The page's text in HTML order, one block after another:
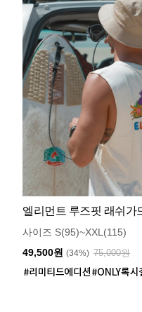
엘리먼트 루즈핏 래쉬가
사이즈 S(95)~XXL(115)
49,500원 (34%) 75,000원